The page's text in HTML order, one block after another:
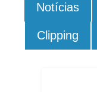
Notícias
Clipping